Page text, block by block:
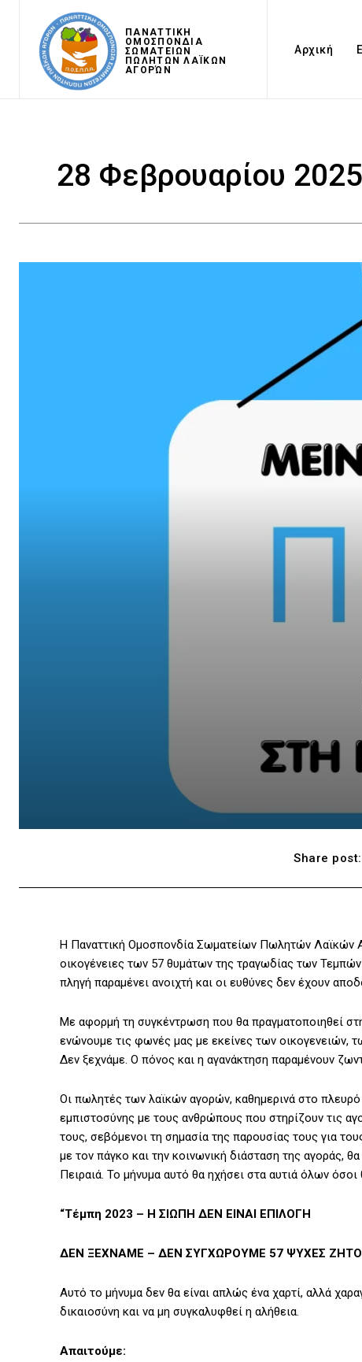
ΠΑΝΑΤΤΙΚΗ
ΟΜΟΣΠΟΝΔΙΑ
ΣΩΜΑΤΕΙΩΝ
ΠΩΛΗΤΩΝ ΛΑΪΚΩΝ
ΑΓΟΡΏΝ
Αρχική
28 Φεβρουαρίου
Share post:
Η Παναττική Ομοσπονδία Σωματείων Πωλητών
οικογένειες των 57 θυμάτων της τραγωδίας των Τεμπών
πληγή παραμένει ανοιχτή και οι ευθύνες δεν έχουν
Με αφορμή τη συγκέντρωση που θα πραγματοποιηθεί
ενώνουμε τις φωνές μας με εκείνες των οικογενειών,
Δεν ξεχνάμε. Ο πόνος και η αγανάκτηση παραμένουν
Οι πωλητές των λαϊκών αγορών, καθημερινά στο
εμπιστοσύνης με τους ανθρώπους που στηρίζουν τις
τους, σεβόμενοι τη σημασία της παρουσίας τους για
με τον πάγκο και την κοινωνική διάσταση της αγοράς,
Πειραιά. Το μήνυμα αυτό θα ηχήσει στα αυτιά όλων όσοι
“Τέμπη 2023 – Η ΣΙΩΠΗ ΔΕΝ ΕΙΝΑΙ ΕΠΙΛΟΓΗ
ΔΕΝ ΞΕΧΝΑΜΕ – ΔΕΝ ΣΥΓΧΩΡΟΥΜΕ 57 ΨΥΧΕΣ
Αυτό το μήνυμα δεν θα είναι απλώς ένα χαρτί, αλλά
δικαιοσύνη και να μη συγκαλυφθεί η αλήθεια.
Απαιτούμε: